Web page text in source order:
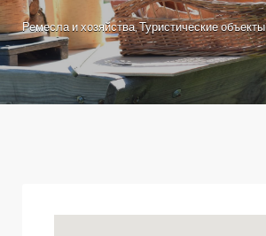
Ремесла и хозяйства,Туристические объекты